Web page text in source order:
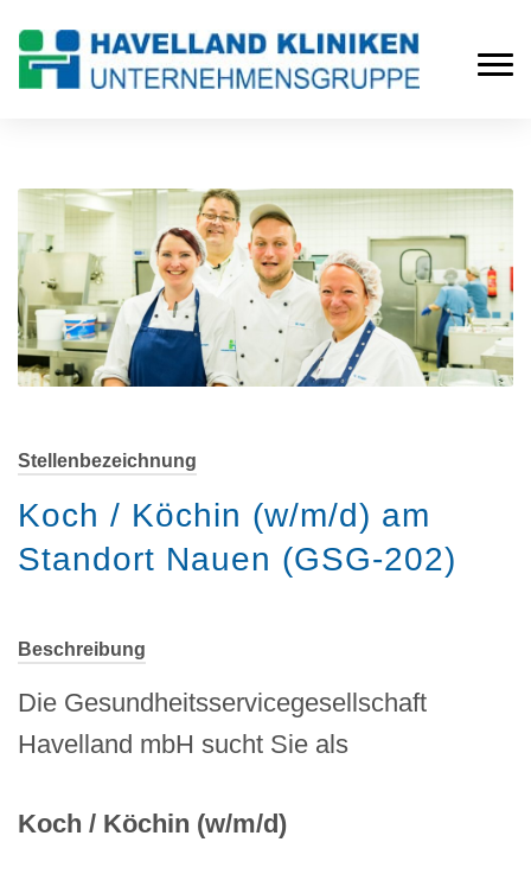
Stellenbezeichnung
Koch / Köchin (w/m/d) am
Standort Nauen (GSG-202)
Beschreibung
Die Gesundheitsservicegesellschaft
Havelland mbH sucht Sie als
Koch / Köchin (w/m/d)